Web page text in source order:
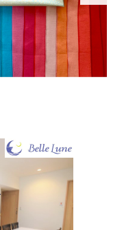
見た目にするには？〜予